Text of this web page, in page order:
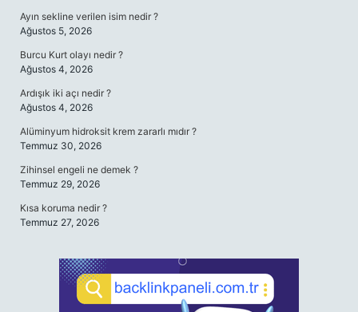
Ayın sekline verilen isim nedir ?
Ağustos 5, 2026
Burcu Kurt olayı nedir ?
Ağustos 4, 2026
Ardışık iki açı nedir ?
Ağustos 4, 2026
Alüminyum hidroksit krem zararlı mıdır ?
Temmuz 30, 2026
Zihinsel engeli ne demek ?
Temmuz 29, 2026
Kısa koruma nedir ?
Temmuz 27, 2026